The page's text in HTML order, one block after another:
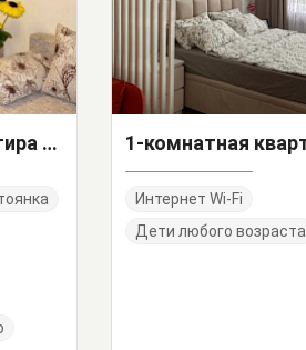
2х-комнатная квартира Ленина 48
Интернет Wi-Fi
Дети любого возраста